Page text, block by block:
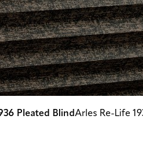
Pleated BlindArles Re-Life